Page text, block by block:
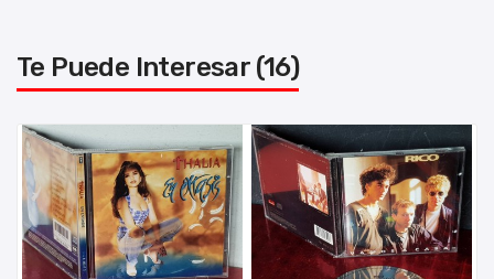
Te Puede Interesar (16)